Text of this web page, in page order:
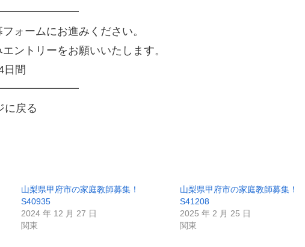
ォームにお進みください。
ントリーをお願いいたします。
日間
に戻る
山梨県甲府市の家庭教師募集！
S40935
2024 年 12 月 27 日
関東
山梨県甲府市の家庭教師募集！
S41208
2025 年 2 月 25 日
関東